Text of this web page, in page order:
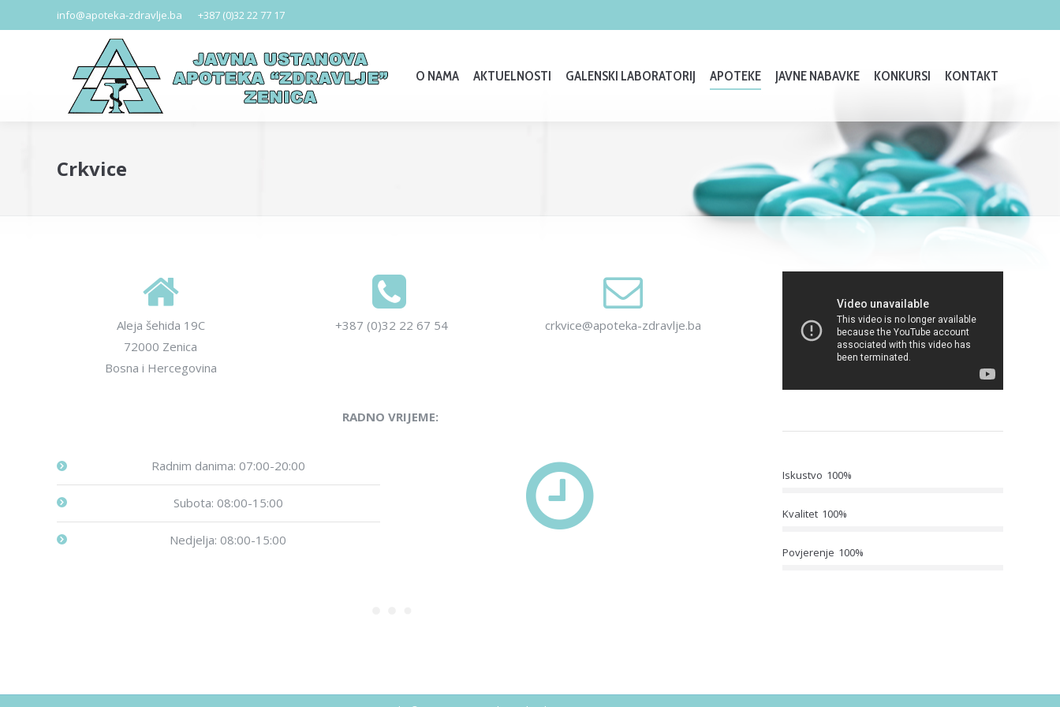
info@apoteka-zdravlje.ba +387 (0)32 22 77 17
O NAMA AKTUELNOSTI GALENSKI LABORATORIJ APOTEKE JAVNE NABAVKE KONKURSI KONTAKT
Crkvice
Aleja šehida 19C
72000 Zenica
Bosna i Hercegovina
+387 (0)32 22 67 54 crkvice@apoteka-zdravlje.ba
RADNO VRIJEME:
Radnim danima: 07:00-20:00
Subota: 08:00-15:00
Nedjelja: 08:00-15:00
Iskustvo 100%
Kvalitet 100%
Povjerenje 100%